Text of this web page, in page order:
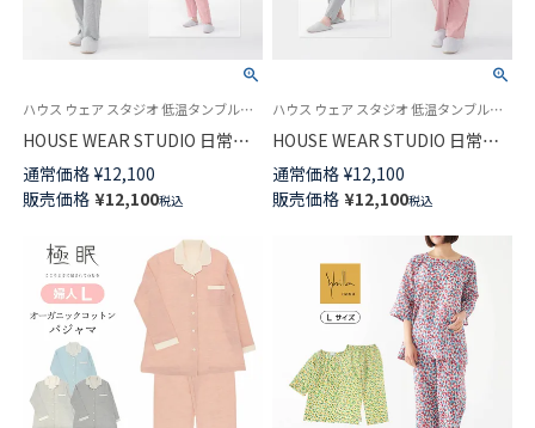
ハウス ウェア スタジオ 低温タンブル乾燥機対応 長袖 長丈パンツ 寄り添いデザイン コットン100％ 婦人 パジャマ
HOUSE WEAR STUDIO 日常に
寄り添うパジャマ 乾燥機対応
綿100％ フラット縫製 天竺杢無
地 メランジュ【Lサイズ】 レディ
通常価格 ¥12,100
販売価格 ¥12,100税込
ハウス ウェア スタジオ 低温タンブル乾燥機対応 長袖 長丈パンツ 寄り添いデザイン コットン100％ 婦人
HOUSE WEAR STUDIO 日常に
寄り添うパジャマ 乾燥機対応
綿100％ フラット縫製 天竺杢無
地 メランジュ【Mサイズ】 レディ
通常価格 ¥12,100
販売価格 ¥12,100税込